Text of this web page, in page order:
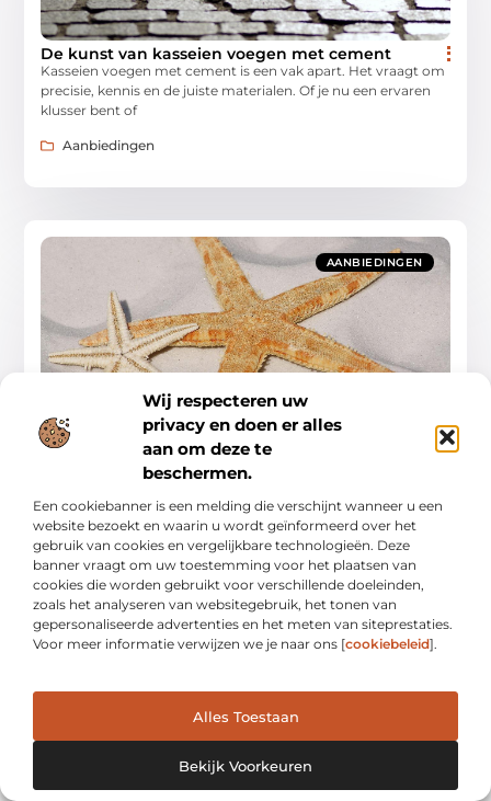
Wij respecteren uw
privacy en doen er alles
aan om deze te
beschermen.
Een cookiebanner is een melding die verschijnt wanneer u een
website bezoekt en waarin u wordt geïnformeerd over het
gebruik van cookies en vergelijkbare technologieën. Deze
banner vraagt om uw toestemming voor het plaatsen van
cookies die worden gebruikt voor verschillende doeleinden,
zoals het analyseren van websitegebruik, het tonen van
gepersonaliseerde advertenties en het meten van siteprestaties.
Voor meer informatie verwijzen we je naar ons [cookiebeleid].
Alles Toestaan
Bekijk Voorkeuren
De kunst van kasseien voegen met cement
Kasseien voegen met cement is een vak apart. Het vraagt om
precisie, kennis en de juiste materialen. Of je nu een ervaren
klusser bent of
Aanbiedingen
AANBIEDINGEN
De mediterrane inspiratie voor jouw beachclub
ervaring
Als je denkt aan een perfecte dag aan het strand, dan komt
Valencia waarschijnlijk snel in je op. Deze Spaanse stad staat
Aanbiedingen
Ontwerp je dagelijks leven met inspiratie en verhalen.